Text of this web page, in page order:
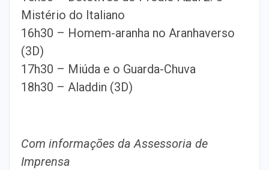
Mistério do Italiano
16h30 – Homem-aranha no Aranhaverso
(3D)
17h30 – Miúda e o Guarda-Chuva
18h30 – Aladdin (3D)
Com informações da Assessoria de
Imprensa